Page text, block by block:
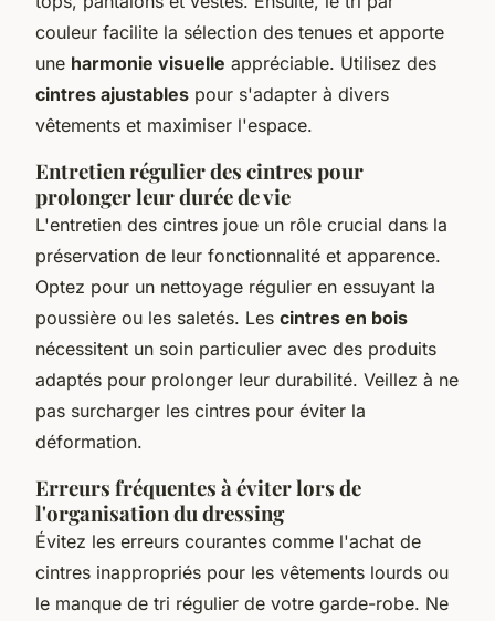
couleur facilite la sélection des tenues et apporte
une harmonie visuelle appréciable. Utilisez des
cintres ajustables pour s'adapter à divers
vêtements et maximiser l'espace.
Entretien régulier des cintres pour
prolonger leur durée de vie
L'entretien des cintres joue un rôle crucial dans la
préservation de leur fonctionnalité et apparence.
Optez pour un nettoyage régulier en essuyant la
poussière ou les saletés. Les cintres en bois
nécessitent un soin particulier avec des produits
adaptés pour prolonger leur durabilité. Veillez à ne
pas surcharger les cintres pour éviter la
déformation.
Erreurs fréquentes à éviter lors de
l'organisation du dressing
Évitez les erreurs courantes comme l'achat de
cintres inappropriés pour les vêtements lourds ou
le manque de tri régulier de votre garde-robe. Ne